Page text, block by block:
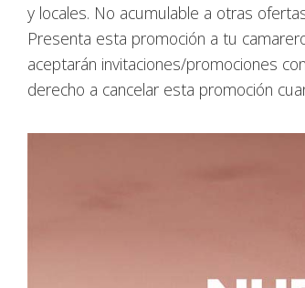
y locales. No acumulable a otras
Presenta esta promoción a tu
aceptarán invitaciones/promociones
derecho a cancelar esta promoción